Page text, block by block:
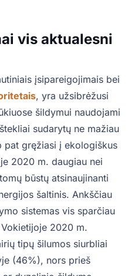
vis aktualesni
įsipareigojimais bei
, yra užsibrėžusi
šildymui naudojami
sudarytų ne mažiau
gręžiasi į ekologiškus
2020 m. daugiau nei
būstų atsinaujinanti
šaltinis. Ankščiau
sistemas vis sparčiau
2020 m.
tipų šilumos siurbliai
(46%), nors prieš